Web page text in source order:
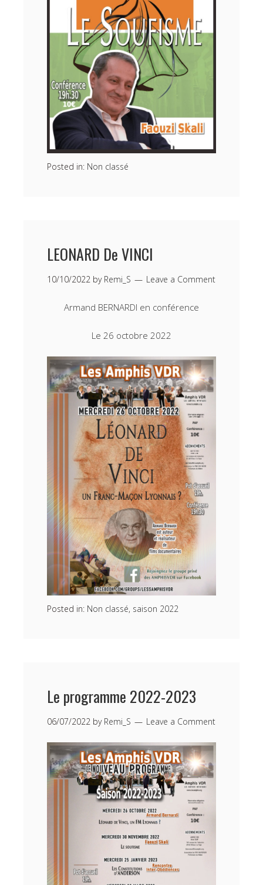
Posted in: Non classé
LEONARD De VINCI
10/10/2022 by Remi_S Leave a Comment
Armand BERNARDI en conférence
Le 26 octobre 2022
Posted in: Non classé, saison 2022
Le programme 2022-2023
06/07/2022 by Remi_S Leave a Comment